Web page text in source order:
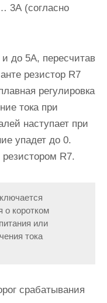
3А (согласно
до 5А, пересчитав
резистор R7
регулировка
тока при
наступает при
упадет до 0.
R7.
о коротком
или
тока
срабатывания